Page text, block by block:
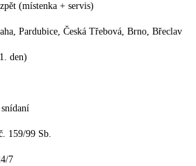
(místenka + servis)
Pardubice, Česká Třebová, Brno, Břeclav
den)
159/99 Sb.
7